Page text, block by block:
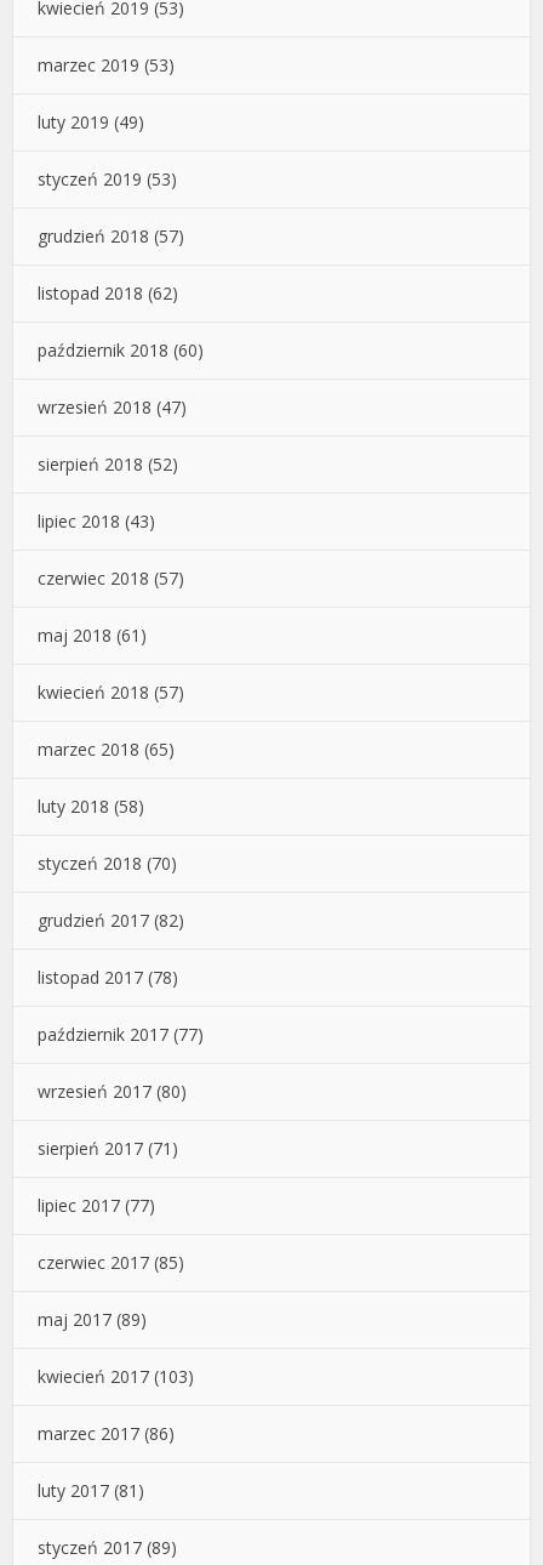
kwiecień 2019 (53)
marzec 2019 (53)
luty 2019 (49)
styczeń 2019 (53)
grudzień 2018 (57)
listopad 2018 (62)
październik 2018 (60)
wrzesień 2018 (47)
sierpień 2018 (52)
lipiec 2018 (43)
czerwiec 2018 (57)
maj 2018 (61)
kwiecień 2018 (57)
marzec 2018 (65)
luty 2018 (58)
styczeń 2018 (70)
grudzień 2017 (82)
listopad 2017 (78)
październik 2017 (77)
wrzesień 2017 (80)
sierpień 2017 (71)
lipiec 2017 (77)
czerwiec 2017 (85)
maj 2017 (89)
kwiecień 2017 (103)
marzec 2017 (86)
luty 2017 (81)
styczeń 2017 (89)